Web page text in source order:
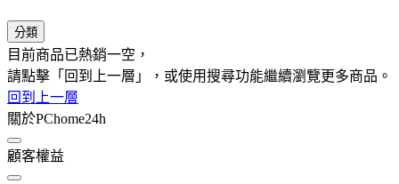
分類
目前商品已熱銷一空，
請點擊「回到上一層」，或使用搜尋功能繼續瀏覽更多商品。
回到上一層
關於PChome24h
顧客權益